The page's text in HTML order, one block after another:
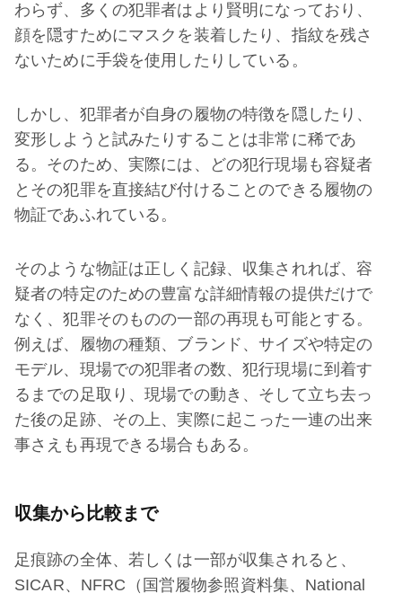
わらず、多くの犯罪者はより賢明になっており、
顔を隠すためにマスクを装着したり、指紋を残さ
ないために手袋を使用したりしている。
しかし、犯罪者が自身の履物の特徴を隠したり、
変形しようと試みたりすることは非常に稀であ
る。そのため、実際には、どの犯行現場も容疑者
とその犯罪を直接結び付けることのできる履物の
物証であふれている。
そのような物証は正しく記録、収集されれば、容
疑者の特定のための豊富な詳細情報の提供だけで
なく、犯罪そのものの一部の再現も可能とする。
例えば、履物の種類、ブランド、サイズや特定の
モデル、現場での犯罪者の数、犯行現場に到着す
るまでの足取り、現場での動き、そして立ち去っ
た後の足跡、その上、実際に起こった一連の出来
事さえも再現できる場合もある。
収集から比較まで
足痕跡の全体、若しくは一部が収集されると、
SICAR、NFRC（国営履物参照資料集、National